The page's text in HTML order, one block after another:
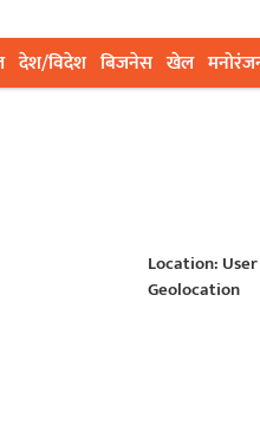
देश/विदेश बिजनेस खेल
Location:
Geolocation